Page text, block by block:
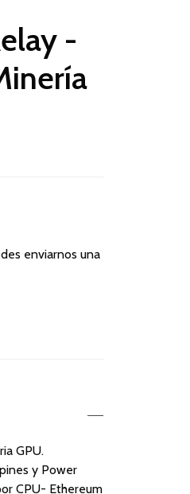
-
enviarnos una
GPU.
y Power
CPU- Ethereum